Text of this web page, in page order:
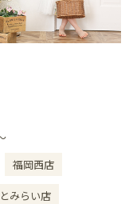
福岡西店
みらい店